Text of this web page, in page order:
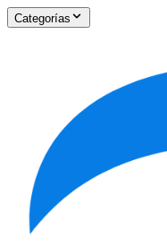
Categorías